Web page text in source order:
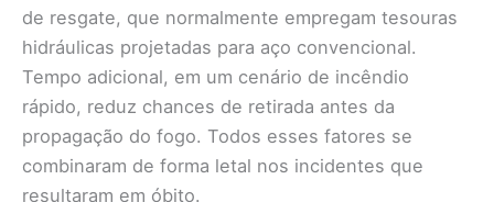
de resgate, que normalmente empregam tesouras
hidráulicas projetadas para aço convencional.
Tempo adicional, em um cenário de incêndio
rápido, reduz chances de retirada antes da
propagação do fogo. Todos esses fatores se
combinaram de forma letal nos incidentes que
resultaram em óbito.